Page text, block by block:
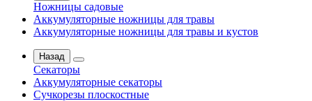
Ножницы садовые
Аккумуляторные ножницы для травы
Аккумуляторные ножницы для травы и кустов
Назад
Секаторы
Аккумуляторные секаторы
Сучкорезы плоскостные